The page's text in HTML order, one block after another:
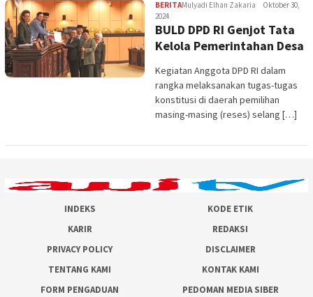
BERITAMulyadi Elhan Zakaria
Oktober 30,
2024
BULD DPD RI Genjot Tata
Kelola Pemerintahan Desa
Kegiatan Anggota DPD RI dalam
rangka melaksanakan tugas-tugas
konstitusi di daerah pemilihan
masing-masing (reses) selang […]
INDEKS
KODE ETIK
KARIR
REDAKSI
PRIVACY POLICY
DISCLAIMER
TENTANG KAMI
KONTAK KAMI
FORM PENGADUAN
PEDOMAN MEDIA SIBER